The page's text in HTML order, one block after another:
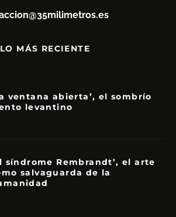
LO MÁS RECIENTE
ventana abierta’, el sombrío
levantino
síndrome Rembrandt’, el arte
salvaguarda de la